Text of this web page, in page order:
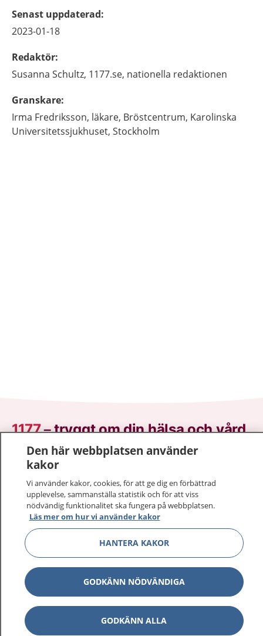
Senast uppdaterad:
2023-01-18
Redaktör:
Susanna Schultz, 1177.se, nationella redaktionen
Granskare:
Irma Fredriksson, läkare, Bröstcentrum, Karolinska
Universitetssjukhuset, Stockholm
1177–tryggt om din hälsa och vård
På 1177.se får du råd om hälsa och information om
sjukdomar och vilka mottagningar du kan kontakta.
Logga in för att läsa din journal och göra dina
vårdärenden. Ring telefonnummer 1177 för
sjukvårdsrådgivning dygnet runt.
1177 ger dig råd när du vill må bättre.
1177 på flera språk
Visa
Den här webbplatsen använder
kakor
Vi använder kakor, cookies, för att ge dig en förbättrad
upplevelse, sammanställa statistik och för att viss
nödvändig funktionalitet ska fungera på webbplatsen.
Läs mer om hur vi använder kakor
HANTERA KAKOR
GODKÄNN NÖDVÄNDIGA
GODKÄNN ALLA